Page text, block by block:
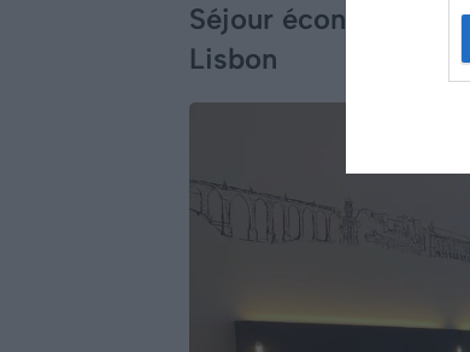
Séjour économique
Lisbon